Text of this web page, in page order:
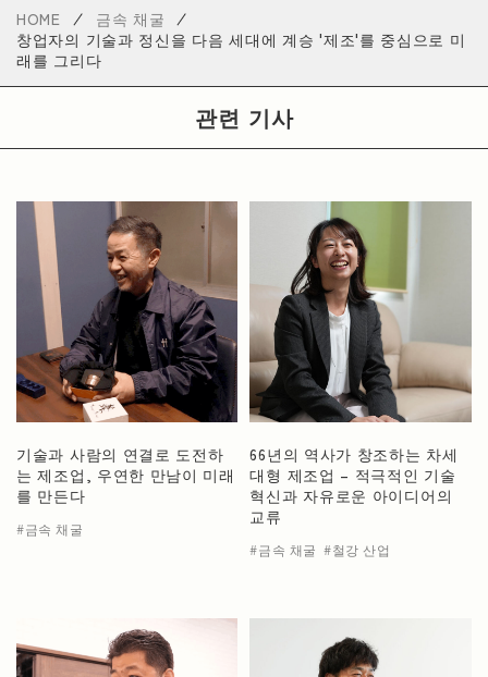
HOME
금속 채굴
창업자의 기술과 정신을 다음 세대에 계승 '제조'를 중심으로 미
래를 그리다
관련 기사
기술과 사람의 연결로 도전하
는 제조업, 우연한 만남이 미래
를 만든다
금속 채굴
66년의 역사가 창조하는 차세
대형 제조업 – 적극적인 기술
혁신과 자유로운 아이디어의
교류
금속 채굴 철강 산업